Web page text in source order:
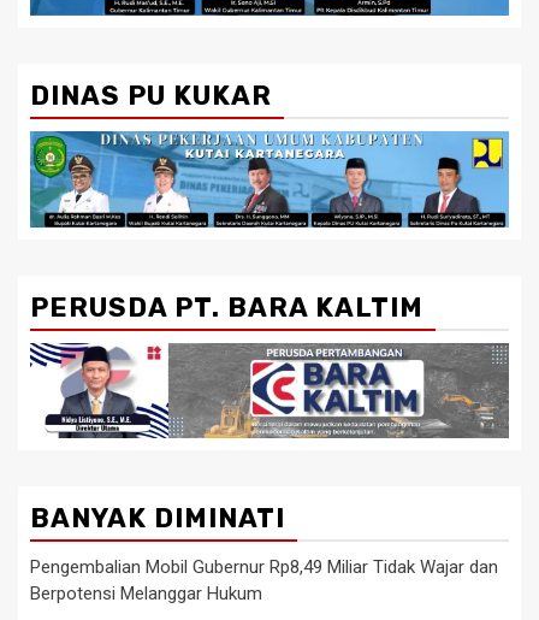
DINAS PU KUKAR
PERUSDA PT. BARA KALTIM
BANYAK DIMINATI
Pengembalian Mobil Gubernur Rp8,49 Miliar Tidak Wajar dan
Berpotensi Melanggar Hukum